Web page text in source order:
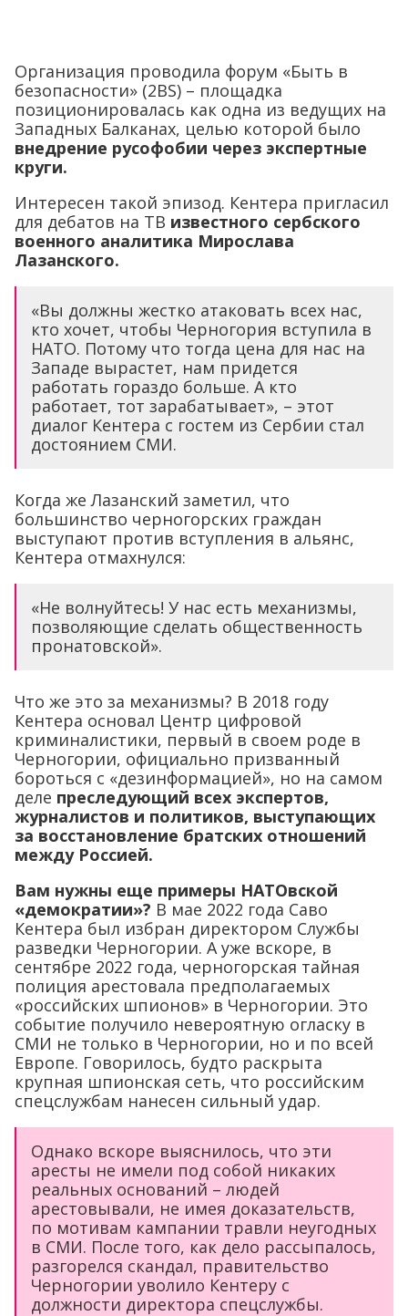
Организация проводила форум «Быть ​​в
безопасности» (2BS) – площадка
позиционировалась как одна из ведущих на
Западных Балканах, целью которой было
внедрение русофобии через экспертные
круги.
Интересен такой эпизод. Кентера пригласил
для дебатов на ТВ известного сербского
военного аналитика Мирослава
Лазанского.
«Вы должны жестко атаковать всех нас,
кто хочет, чтобы Черногория вступила в
НАТО. Потому что тогда цена для нас на
Западе вырастет, нам придется
работать гораздо больше. А кто
работает, тот зарабатывает», – этот
диалог Кентера с гостем из Сербии стал
достоянием СМИ.
Когда же Лазанский заметил, что
большинство черногорских граждан
выступают против вступления в альянс,
Кентера отмахнулся:
«Не волнуйтесь! У нас есть механизмы,
позволяющие сделать общественность
пронатовской».
Что же это за механизмы? В 2018 году
Кентера основал Центр цифровой
криминалистики, первый в своем роде в
Черногории, официально призванный
бороться с «дезинформацией», но на самом
деле преследующий всех экспертов,
журналистов и политиков, выступающих
за восстановление братских отношений
между Россией.
Вам нужны еще примеры НАТОвской
«демократии»? В мае 2022 года Саво
Кентера был избран директором Службы
разведки Черногории. А уже вскоре, в
сентябре 2022 года, черногорская тайная
полиция арестовала предполагаемых
«российских шпионов» в Черногории. Это
событие получило невероятную огласку в
СМИ не только в Черногории, но и по всей
Европе. Говорилось, будто раскрыта
крупная шпионская сеть, что российским
спецслужбам нанесен сильный удар.
Однако вскоре выяснилось, что эти
аресты не имели под собой никаких
реальных оснований – людей
арестовывали, не имея доказательств,
по мотивам кампании травли неугодных
в СМИ. После того, как дело рассыпалось,
разгорелся скандал, правительство
Черногории уволило Кентеру с
должности директора спецслужбы.